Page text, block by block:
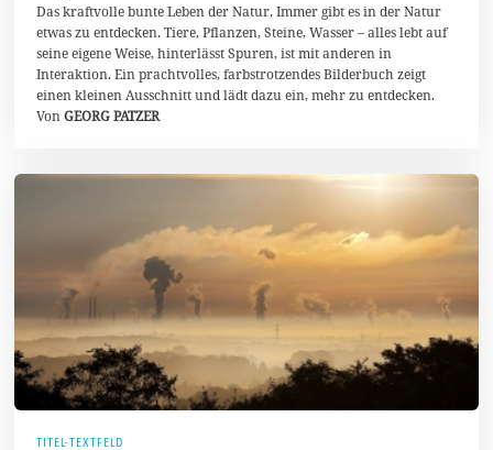
v
e
m
b
e
r
2
0
Das kraftvolle bunte Leben der Natur. Immer gibt es in der Natur
etwas zu entdecken. Tiere, Pflanzen, Steine, Wasser – alles lebt auf
seine eigene Weise, hinterlässt Spuren, ist mit anderen in
Interaktion. Ein prachtvolles, farbstrotzendes Bilderbuch zeigt
einen kleinen Ausschnitt und lädt dazu ein, mehr zu entdecken.
VonGEORG PATZER
TITEL-TEXTFELD